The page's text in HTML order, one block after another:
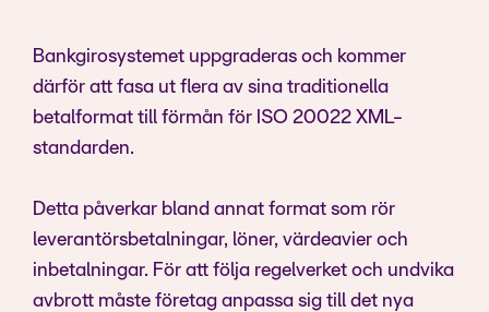
Bankgirosystemet uppgraderas och kommer
därför att fasa ut flera av sina traditionella
betalformat till förmån för ISO 20022 XML-
standarden.
Detta påverkar bland annat format som rör
leverantörsbetalningar, löner, värdeavier och
inbetalningar. För att följa regelverket och undvika
avbrott måste företag anpassa sig till det nya